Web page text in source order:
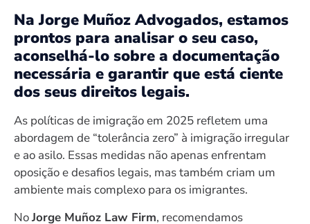
Na Jorge Muñoz Advogados, estamos
prontos para analisar o seu caso,
aconselhá-lo sobre a documentação
necessária e garantir que está ciente
dos seus direitos legais.
As políticas de imigração em 2025 refletem uma
abordagem de “tolerância zero” à imigração irregular
e ao asilo. Essas medidas não apenas enfrentam
oposição e desafios legais, mas também criam um
ambiente mais complexo para os imigrantes.
NoJorge Muñoz Law Firm, recomendamos